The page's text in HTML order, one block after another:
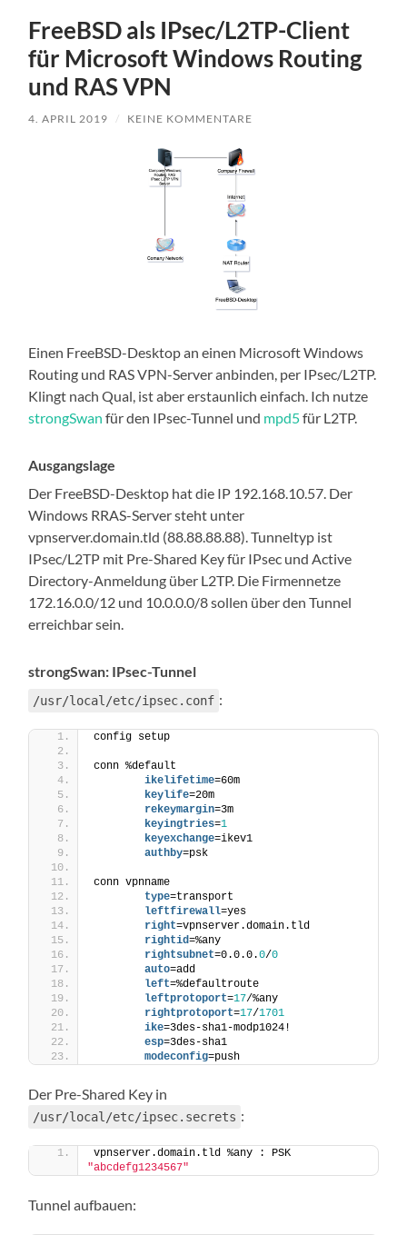
FreeBSD als IPsec/L2TP-Client
für Microsoft Windows Routing
und RAS VPN
4. APRIL 2019 / KEINE KOMMENTARE
Einen FreeBSD-Desktop an einen Microsoft Windows
Routing und RAS VPN-Server anbinden, per IPsec/L2TP.
Klingt nach Qual, ist aber erstaunlich einfach. Ich nutze
strongSwan für den IPsec-Tunnel und mpd5für L2TP.
Ausgangslage
Der FreeBSD-Desktop hat die IP 192.168.10.57. Der
Windows RRAS-Server steht unter
vpnserver.domain.tld (88.88.88.88). Tunneltyp ist
IPsec/L2TP mit Pre-Shared Key für IPsec und Active
Directory-Anmeldung über L2TP. Die Firmennetze
172.16.0.0/12 und 10.0.0.0/8 sollen über den Tunnel
erreichbar sein.
strongSwan: IPsec-Tunnel
/usr/local/etc/ipsec.conf :
config setup
conn %default
        ikelifetime
=60m
        keylife
=20m
        rekeymargin
=3m
        keyingtries
=1
        keyexchange
=ikev1
        authby
=psk
conn vpnname
        type
=transport
        leftfirewall
=yes
        right
=vpnserver.domain.tld
        rightid
=%any
        rightsubnet
=0.0.0.0/0
        auto
=add
        left
=%defaultroute
        leftprotoport
=17/%any
        rightprotoport
=17/1701
        ike
=3des-sha1-modp1024!
        esp
=3des-sha1
        modeconfig
=push
Der Pre-Shared Key in
/usr/local/etc/ipsec.secrets :
"abcdefg1234567"
Tunnel aufbauen: